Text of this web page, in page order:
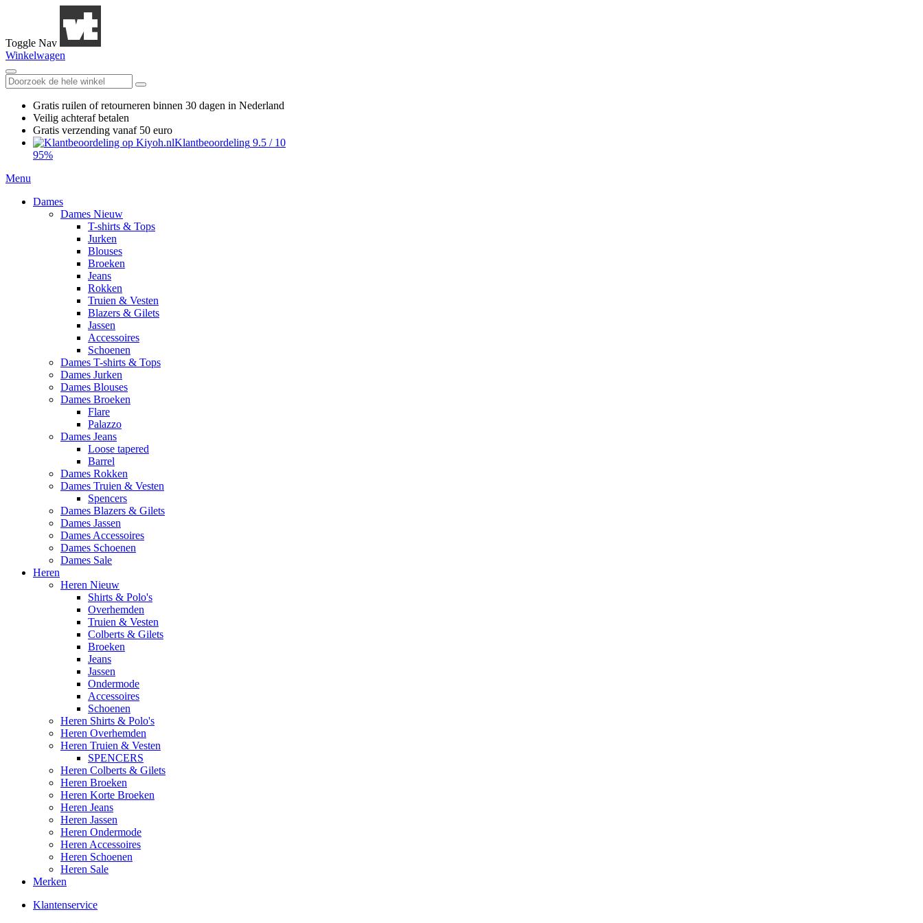
Toggle Nav
Winkelwagen
Gratis ruilen of retourneren binnen 30 dagen in Nederland
Veilig achteraf betalen
Gratis verzending vanaf 50 euro
Klantbeoordeling 9.5 / 10
95%
Menu
Dames
Dames Nieuw
T-shirts & Tops
Jurken
Blouses
Broeken
Jeans
Rokken
Truien & Vesten
Blazers & Gilets
Jassen
Accessoires
Schoenen
Dames T-shirts & Tops
Dames Jurken
Dames Blouses
Dames Broeken
Flare
Palazzo
Dames Jeans
Loose tapered
Barrel
Dames Rokken
Dames Truien & Vesten
Spencers
Dames Blazers & Gilets
Dames Jassen
Dames Accessoires
Dames Schoenen
Dames Sale
Heren
Heren Nieuw
Shirts & Polo's
Overhemden
Truien & Vesten
Colberts & Gilets
Broeken
Jeans
Jassen
Ondermode
Accessoires
Schoenen
Heren Shirts & Polo's
Heren Overhemden
Heren Truien & Vesten
SPENCERS
Heren Colberts & Gilets
Heren Broeken
Heren Korte Broeken
Heren Jeans
Heren Jassen
Heren Ondermode
Heren Accessoires
Heren Schoenen
Heren Sale
Merken
Klantenservice